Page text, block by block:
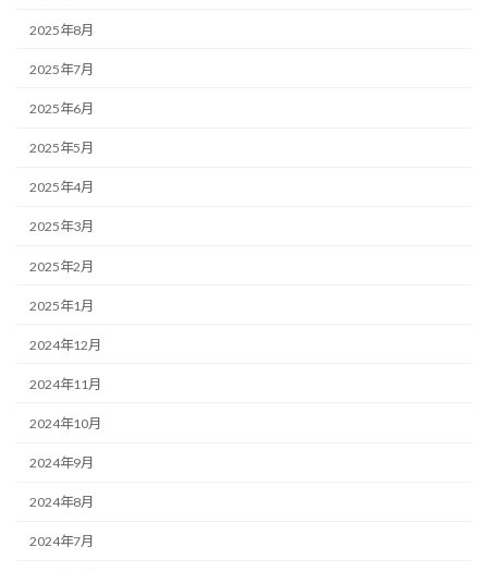
2025年8月
2025年7月
2025年6月
2025年5月
2025年4月
2025年3月
2025年2月
2025年1月
2024年12月
2024年11月
2024年10月
2024年9月
2024年8月
2024年7月